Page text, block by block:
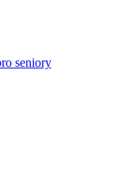
seniory